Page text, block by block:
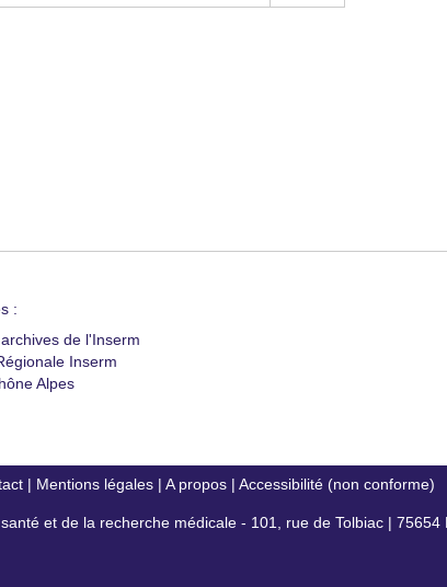
:
de l'Inserm
Inserm
Alpes
| Mentions légales| A propos| Accessibilité (non conforme)
et de la recherche médicale - 101, rue de Tolbiac | 75654